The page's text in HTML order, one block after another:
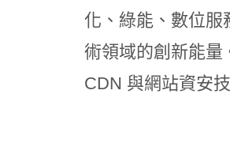
化、綠能、數位服
術領域的創新能量
CDN 與網站資安